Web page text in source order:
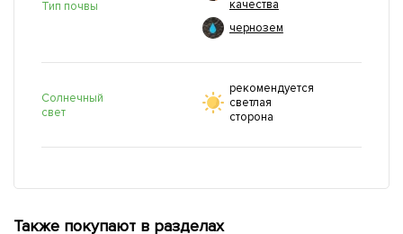
Тип почвы
качества
чернозем
Солнечный
свет
рекомендуется
светлая
сторона
Также покупают в разделах